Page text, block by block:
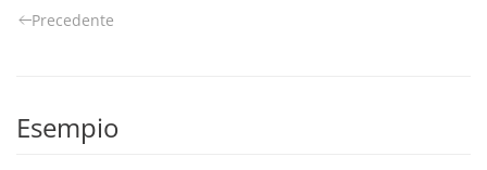
Precedente
Esempio